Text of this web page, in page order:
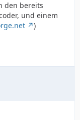
den bereits
und einem
)